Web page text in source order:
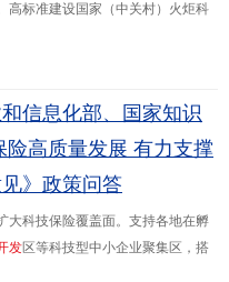
高标准建设国家（中关村）火炬科
家大学科技园高质量建设，汇聚
、北京市人民政府印发了《中关
创新示范区，是深化科技体制改革
信息化部、国家知识
高质量发展 有力支撑
》政策问答
大科技保险覆盖面。支持各地在孵
发区等科技型中小企业聚集区，搭
风险特征以及科技成果先使用后